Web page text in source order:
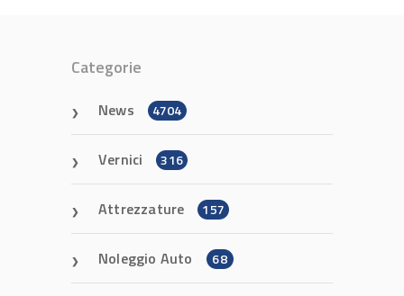
Categorie
News 4704
Vernici 316
Attrezzature 157
Noleggio Auto 68